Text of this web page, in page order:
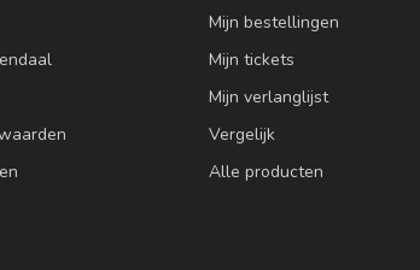
Mijn bestellingen
Mijn tickets
Mijn verlanglijst
Vergelijk
Alle producten